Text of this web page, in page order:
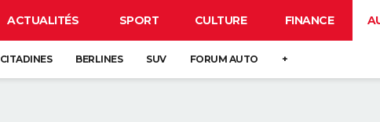
ACTUALITÉS SPORT CULTURE FINANCE
CITADINES BERLINES SUV FORUM AUTO +